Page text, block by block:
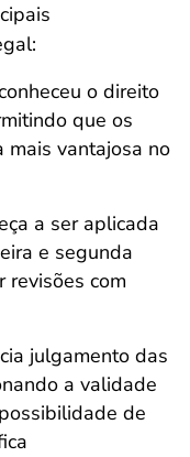
o direito
que os
vantajosa no
a ser aplicada
e segunda
revisões com
julgamento das
a validade
de